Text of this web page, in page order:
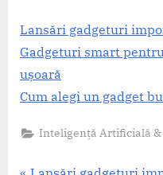
Lansări gadgeturi
Gadgeturi smart
ușoară
Cum alegi un gadget
Inteligență Artificială